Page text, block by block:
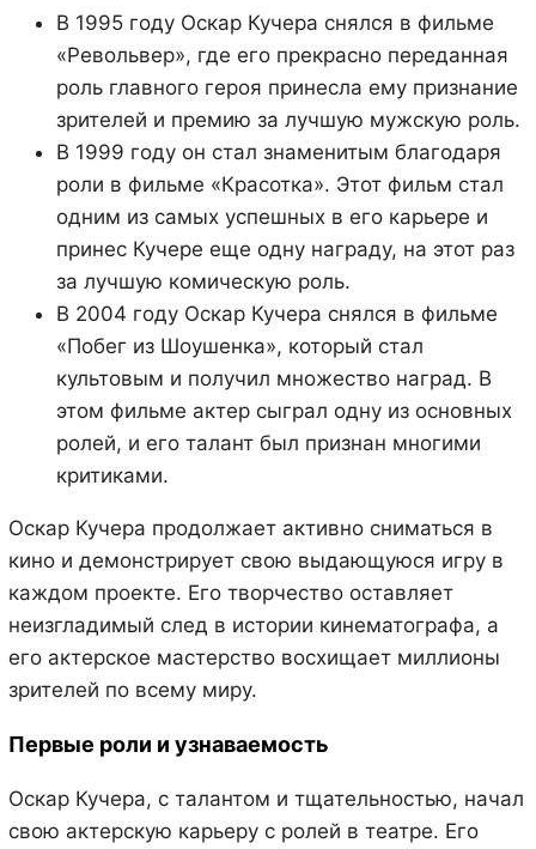
В 1995 году Оскар Кучера снялся в фильме
«Револьвер», где его прекрасно переданная
роль главного героя принесла ему признание
зрителей и премию за лучшую мужскую роль.
В 1999 году он стал знаменитым благодаря
роли в фильме «Красотка». Этот фильм стал
одним из самых успешных в его карьере и
принес Кучере еще одну награду, на этот раз
за лучшую комическую роль.
В 2004 году Оскар Кучера снялся в фильме
«Побег из Шоушенка», который стал
культовым и получил множество наград. В
этом фильме актер сыграл одну из основных
ролей, и его талант был признан многими
критиками.
Оскар Кучера продолжает активно сниматься в
кино и демонстрирует свою выдающуюся игру в
каждом проекте. Его творчество оставляет
неизгладимый след в истории кинематографа, а
его актерское мастерство восхищает миллионы
зрителей по всему миру.
Первые роли и узнаваемость
Оскар Кучера, с талантом и тщательностью, начал
свою актерскую карьеру с ролей в театре. Его